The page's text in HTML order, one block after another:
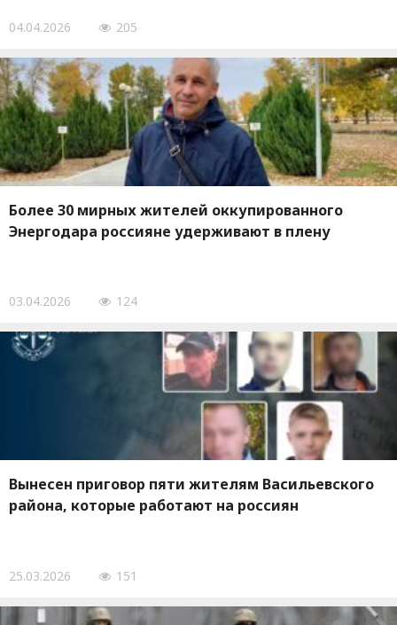
04.04.2026 205
Более 30 мирных жителей оккупированного
Энергодара россияне удерживают в плену
03.04.2026 124
Вынесен приговор пяти жителям Васильевского
района, которые работают на россиян
25.03.2026 151